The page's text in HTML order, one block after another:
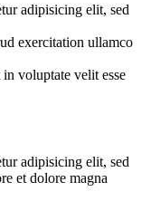
adipisicing elit, sed
exercitation ullamco
voluptate velit esse
adipisicing elit, sed
et dolore magna